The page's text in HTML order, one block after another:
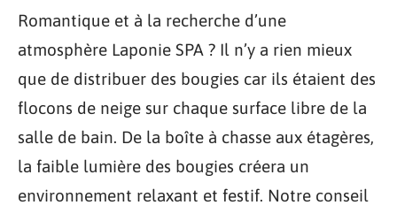
Romantique et à la recherche d’une
atmosphère Laponie SPA ? Il n’y a rien mieux
que de distribuer des bougies car ils étaient des
flocons de neige sur chaque surface libre de la
salle de bain. De la boîte à chasse aux étagères,
la faible lumière des bougies créera un
environnement relaxant et festif. Notre conseil